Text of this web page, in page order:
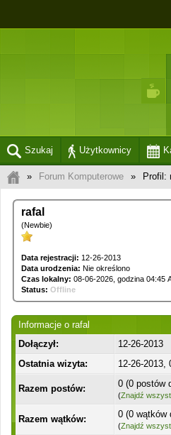
Szukaj Użytkownicy
» Forum Komputerowe » Profil:
rafal
(Newbie)
Data rejestracji: 12-26-2013
Data urodzenia: Nie określono
Czas lokalny: 08-06-2026, godzina 04:45
Status: Offline
Informacje o rafal
Dołączył:
12-26-2013
Ostatnia wizyta:
12-26-2013,
Razem postów: 0 (0 postów
(Znajdź
Razem wątków: 0 (0 wątków
(Znajdź